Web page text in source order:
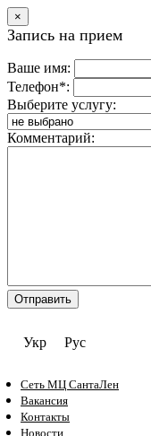
×
Запись на прием
Ваше имя:
Телефон*:
Выберите услугу:
Комментарий:
Укр Рус
Сеть МЦ СантаЛен
Вакансия
Контакты
Новости